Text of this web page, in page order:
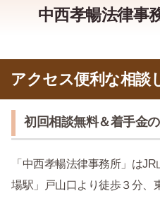
中西孝暢法律事
アクセス便利な相談
初回相談無料＆着手金
「中西孝暢法律事務所」は
場駅」戸山口より徒歩３分、